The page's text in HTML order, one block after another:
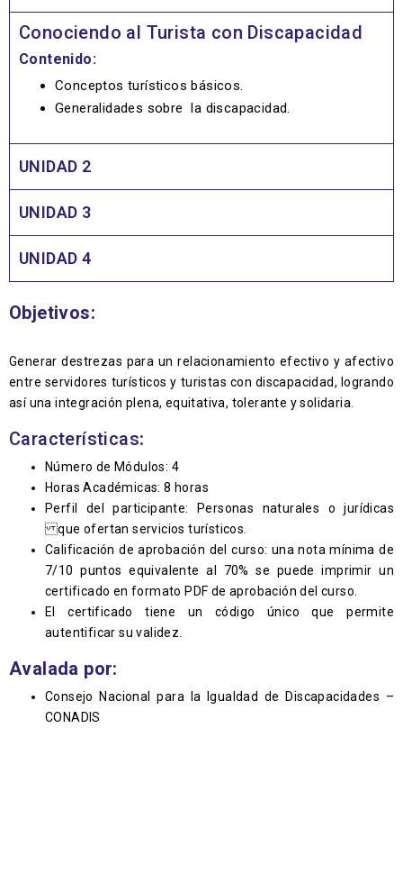
Conociendo al Turista con Discapacidad
Contenido:
Conceptos turísticos básicos.
Generalidades sobre la discapacidad.
UNIDAD 2
UNIDAD 3
UNIDAD 4
Objetivos:
Generar destrezas para un relacionamiento efectivo y afectivo
entre servidores turísticos y turistas con discapacidad, logrando
así una integración plena, equitativa, tolerante y solidaria.
Características:
Número de Módulos: 4
Horas Académicas: 8 horas
Perfil del participante: Personas naturales o jurídicas
que ofertan servicios turísticos.
Calificación de aprobación del curso: una nota mínima de
7/10 puntos equivalente al 70% se puede imprimir un
certificado en formato PDF de aprobación del curso.
El certificado tiene un código único que permite
autentificar su validez.
Avalada por:
Consejo Nacional para la Igualdad de Discapacidades –
CONADIS